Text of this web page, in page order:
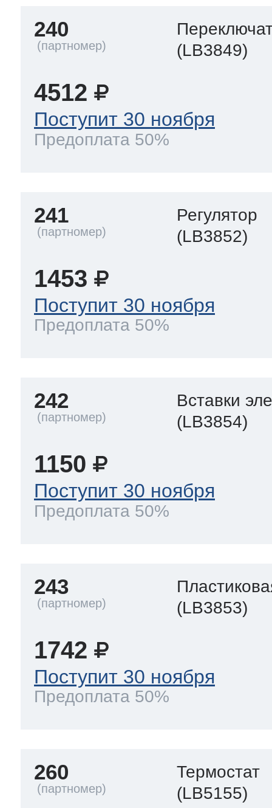
240
(LB3849)
4512
Поступит 30 ноября
Предоплата 50%
241
Регулятор
(LB3852)
1453
Поступит 30 ноября
Предоплата 50%
242
Вставки
(LB3854)
1150
Поступит 30 ноября
Предоплата 50%
243
(LB3853)
1742
Поступит 30 ноября
Предоплата 50%
260
Термостат
(LB5155)